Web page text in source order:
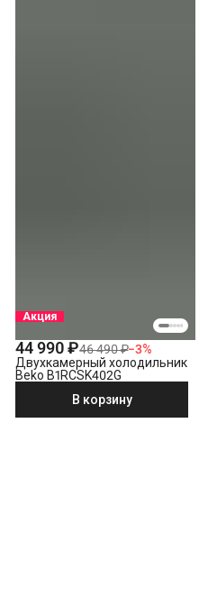
Акция
44 990 ₽46 490 ₽−3%
Двухкамерный холодильник
Beko B1RCSK402G
В корзину